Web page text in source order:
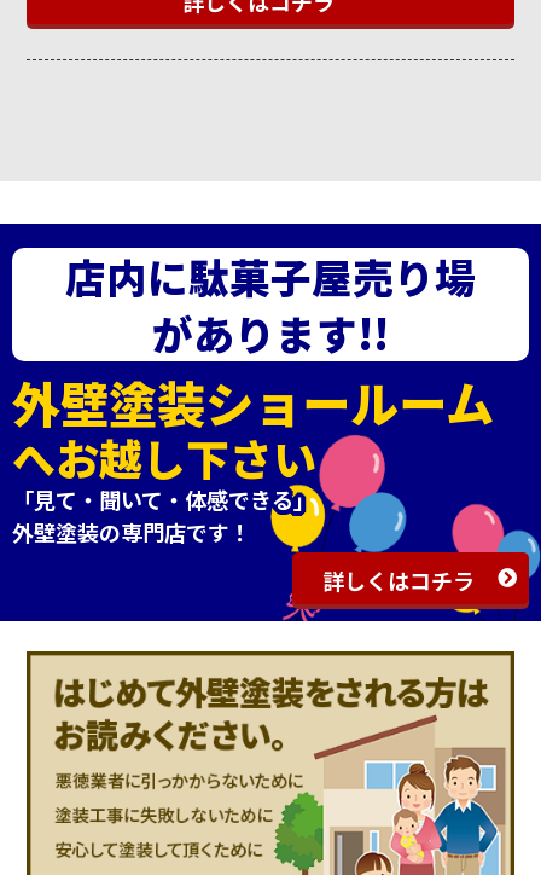
店内に駄菓子屋売り場
があります!!
外壁塗装ショールーム
へお越し下さい
「見て・聞いて・体感できる」
外壁塗装の専門店です！
詳しくはコチラ